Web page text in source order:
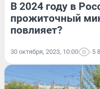
В 2024 году в
прожиточный
повлияет?
30 октября, 2023, 10:00 5